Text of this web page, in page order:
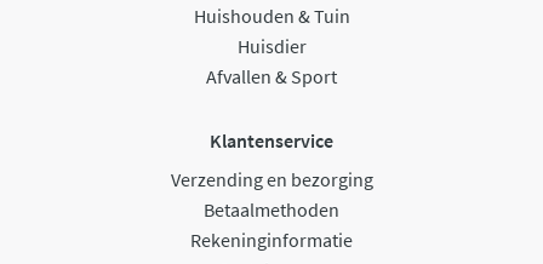
Huishouden & Tuin
Huisdier
Afvallen & Sport
Klantenservice
Verzending en bezorging
Betaalmethoden
Rekeninginformatie